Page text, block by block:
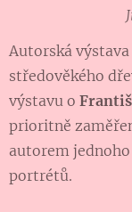
Autorská
středověkého
výstavu o
prioritně
autorem
portrétů.